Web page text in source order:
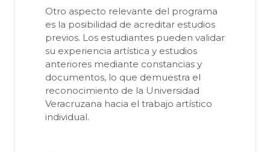
Otro aspecto relevante del programa
es la posibilidad de acreditar estudios
previos. Los estudiantes pueden validar
su experiencia artística y estudios
anteriores mediante constancias y
documentos, lo que demuestra el
reconocimiento de la Universidad
Veracruzana hacia el trabajo artístico
individual.